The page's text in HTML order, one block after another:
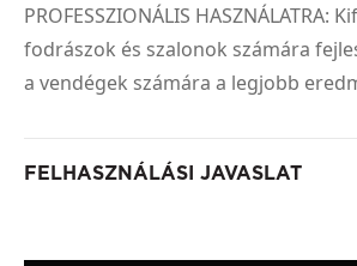
PROFESSZIONÁLIS HASZNÁLATRA:
fodrászok és szalonok számára
a vendégek számára a legjobb
FELHASZNÁLÁSI JAVASLAT